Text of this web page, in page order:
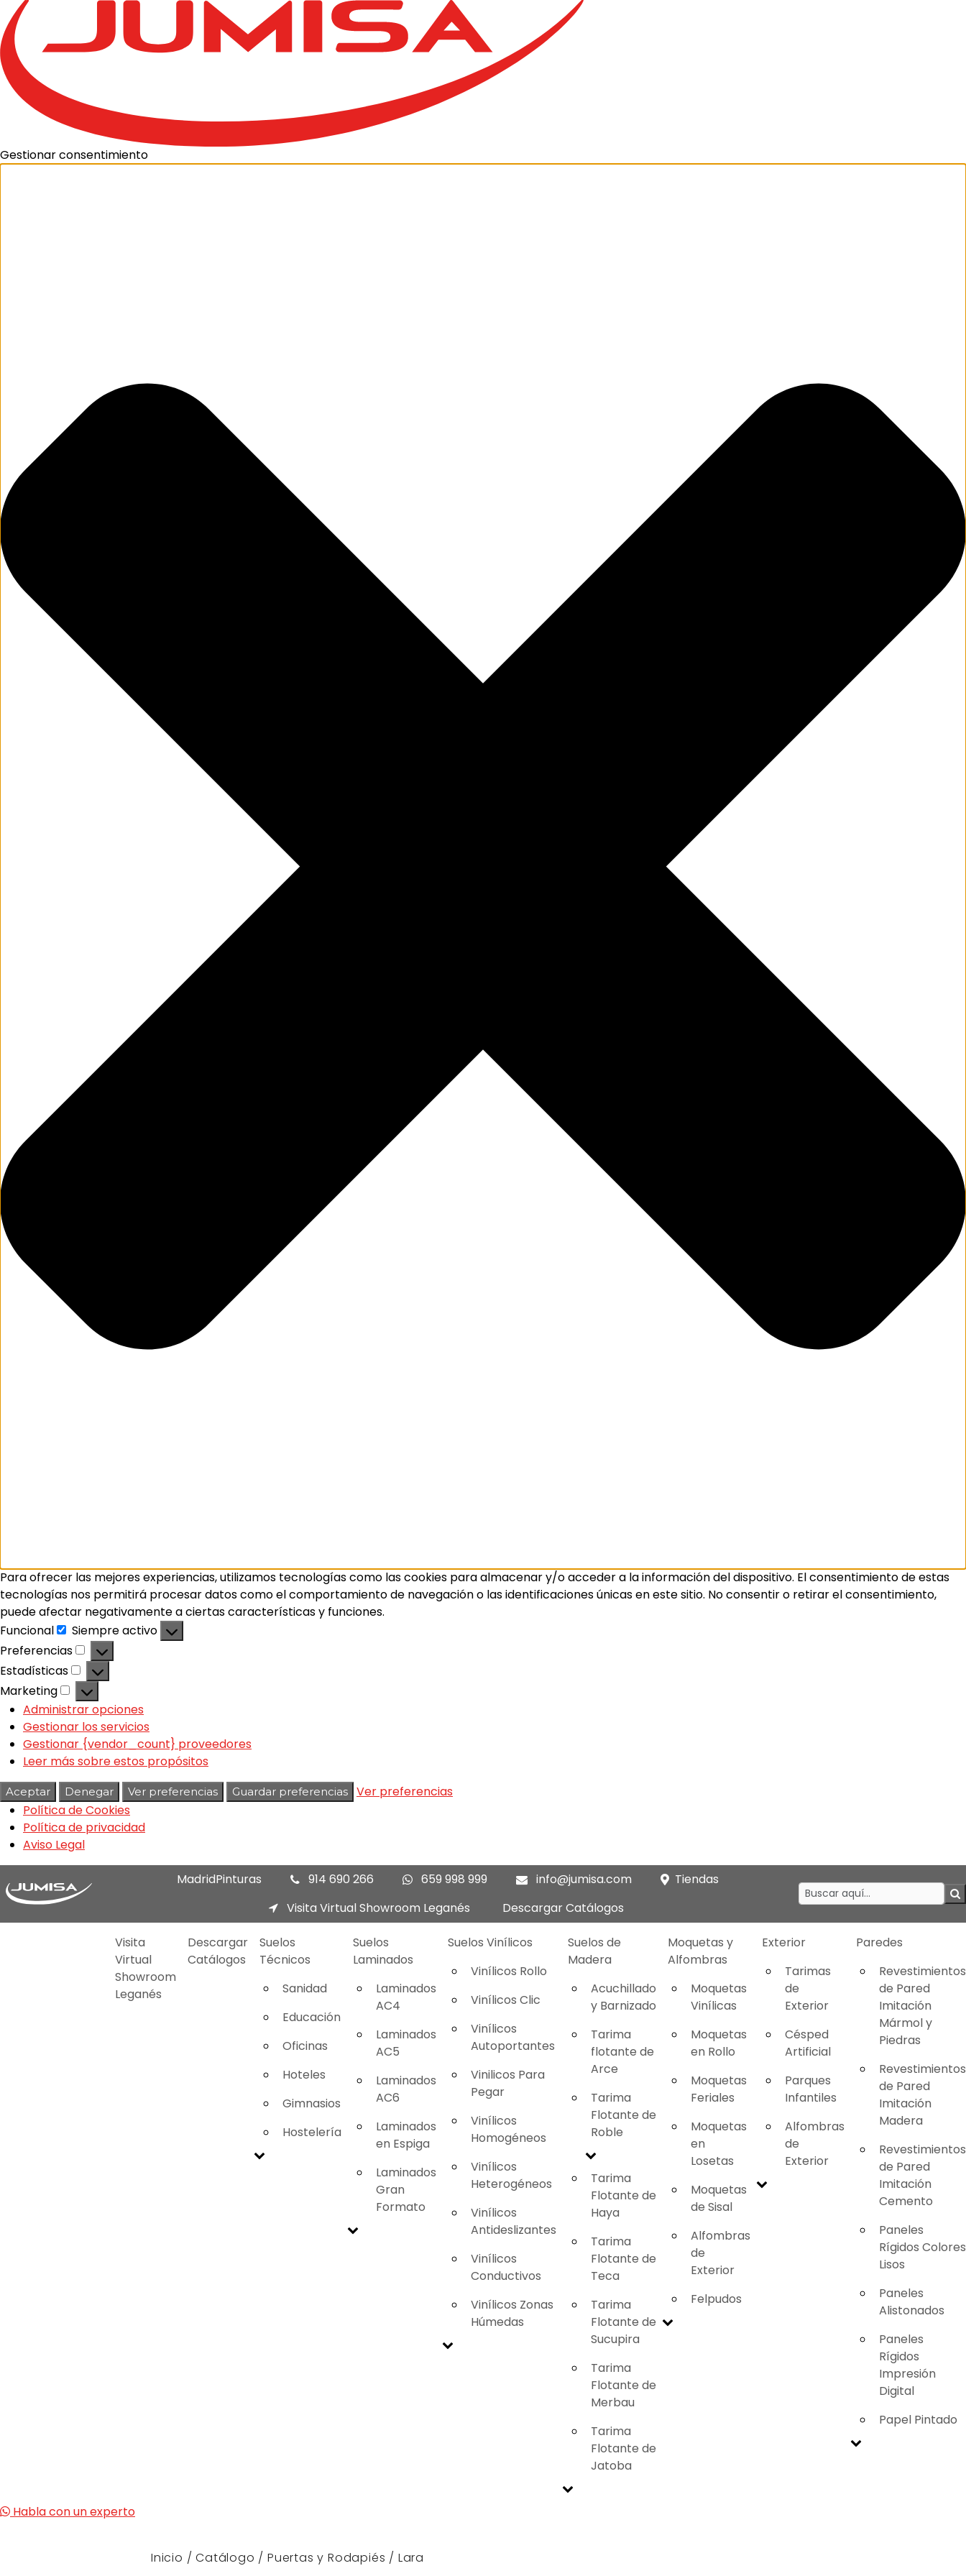
Gestionar consentimiento
Para ofrecer las mejores experiencias, utilizamos tecnologías como las cookies para almacenar y/o acceder a la información del dispositivo. El consentimiento de estas
tecnologías nos permitirá procesar datos como el comportamiento de navegación o las identificaciones únicas en este sitio. No consentir o retirar el consentimiento,
puede afectar negativamente a ciertas características y funciones.
Funcional
Siempre activo
Preferencias
Estadísticas
Marketing
Administrar opciones
Gestionar los servicios
Gestionar {vendor_count} proveedores
Leer más sobre estos propósitos
Aceptar Denegar Ver preferencias Guardar preferencias
Ver preferencias
Política de Cookies
Política de privacidad
Aviso Legal
MadridPinturas 914 690 266 659 998 999 info@jumisa.com
Tiendas
Visita Virtual Showroom Leganés
Descargar Catálogos
Visita
Virtual
Showroom
Leganés
Descargar
Catálogos
Suelos
Técnicos
Sanidad
Educación
Oficinas
Hoteles
Gimnasios
Hostelería
Suelos
Laminados
Laminados
AC4
Laminados
AC5
Laminados
AC6
Laminados
en Espiga
Laminados
Gran
Formato
Suelos Vinílicos
Vinílicos Rollo
Vinílicos Clic
Vinílicos
Autoportantes
Vinilicos Para
Pegar
Vinílicos
Homogéneos
Vinílicos
Heterogéneos
Vinílicos
Antideslizantes
Vinílicos
Conductivos
Vinílicos Zonas
Húmedas
Suelos de
Madera
Acuchillado
y Barnizado
Tarima
flotante de
Arce
Tarima
Flotante de
Roble
Tarima
Flotante de
Haya
Tarima
Flotante de
Teca
Tarima
Flotante de
Sucupira
Tarima
Flotante de
Merbau
Tarima
Flotante de
Jatoba
Moquetas y
Alfombras
Moquetas
Vinílicas
Moquetas
en Rollo
Moquetas
Feriales
Moquetas
en
Losetas
Moquetas
de Sisal
Alfombras
de
Exterior
Felpudos
Exterior
Tarimas
de
Exterior
Césped
Artificial
Parques
Infantiles
Alfombras
de
Exterior
Paredes
Revestimientos
de Pared
Imitación
Mármol y
Piedras
Revestimientos
de Pared
Imitación
Madera
Revestimientos
de Pared
Imitación
Cemento
Paneles
Rígidos Colores
Lisos
Paneles
Alistonados
Paneles
Rígidos
Impresión
Digital
Papel Pintado
Habla con un experto
Inicio /Catálogo /Puertas y Rodapiés / Lara